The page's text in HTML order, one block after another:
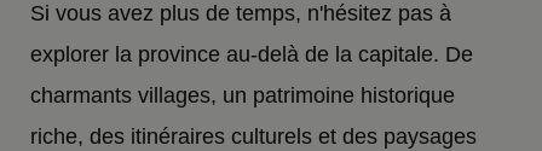
Si vous avez plus de temps, n'hésitez pas à
explorer la province au-delà de la capitale. De
charmants villages, un patrimoine historique
riche, des itinéraires culturels et des paysages